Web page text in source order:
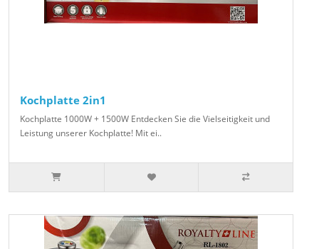
Kochplatte 2in1
Kochplatte 1000W + 1500W Entdecken Sie die Vielseitigkeit und
Leistung unserer Kochplatte! Mit ei..